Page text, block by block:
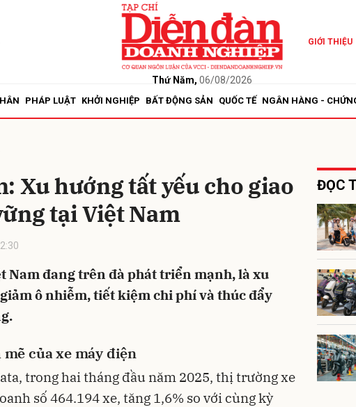
Thứ Năm, 06/08/2026
GIỚI THIỆU
PHÁP LUẬT KHỞI NGHIỆP BẤT ĐỘNG SẢN QUỐC TẾ NGÂN HÀNG -
Xu hướng tất yếu cho giao
tại Việt Nam
Nam đang trên đà phát triển mạnh, là xu
ô nhiễm, tiết kiệm chi phí và thúc đẩy
của xe máy điện
trong hai tháng đầu năm 2025, thị trường xe
số 464.194 xe, tăng 1,6% so với cùng kỳ
ĐỌC